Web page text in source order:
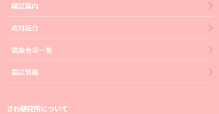
模試案内
教材紹介
講座会場一覧
国試情報
さわ研究所について